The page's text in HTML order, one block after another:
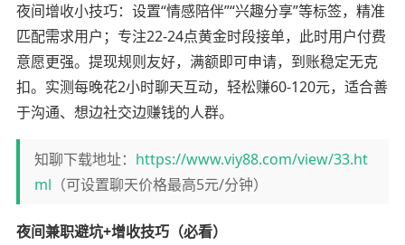
夜间增收小技巧：设置“情感陪伴”“兴趣分享”等标签，精准
匹配需求用户；专注22-24点黄金时段接单，此时用户付费
意愿更强。提现规则友好，满额即可申请，到账稳定无克
扣。实测每晚花2小时聊天互动，轻松赚60-120元，适合善
于沟通、想边社交边赚钱的人群。
知聊下载地址： https://www.viy88.com/view/33.ht
ml （可设置聊天价格最高5元/分钟）
夜间兼职避坑+增收技巧（必看）